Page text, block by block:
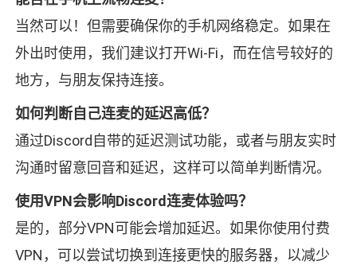
当然可以！但需要确保你的手机网络稳定。如果在
外出时使用，我们建议打开Wi-Fi，而在信号较好的
地方，与朋友保持连接。
如何判断自己连麦的延迟高低？
通过Discord自带的延迟测试功能，或者与朋友实时
沟通时留意回音和延迟，这样可以简单判断情况。
使用VPN会影响Discord连麦体验吗？
是的，部分VPN可能会增加延迟。如果你使用付费
VPN，可以尝试切换到连接更快的服务器，以减少